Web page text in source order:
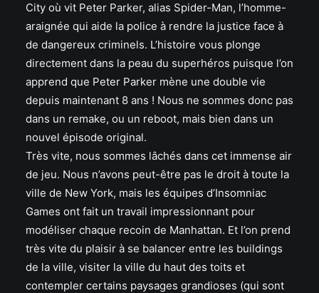
City où vit Peter Parker, alias Spider-Man, l’homme-
araignée qui aide la police à rendre la justice face à
de dangereux criminels. L’histoire vous plonge
directement dans la peau du superhéros puisque l’on
apprend que Peter Parker mène une double vie
depuis maintenant 8 ans ! Nous ne sommes donc pas
dans un remake, ou un reboot, mais bien dans un
nouvel épisode original.
Très vite, nous sommes lâchés dans cet immense air
de jeu. Nous n’avons peut-être pas le droit à toute la
ville de New York, mais les équipes d’Insomniac
Games ont fait un travail impressionnant pour
modéliser chaque recoin de Manhattan. Et l’on prend
très vite du plaisir à se balancer entre les buildings
de la ville, visiter la ville du haut des toits et
contempler certains paysages grandioses (qui sont